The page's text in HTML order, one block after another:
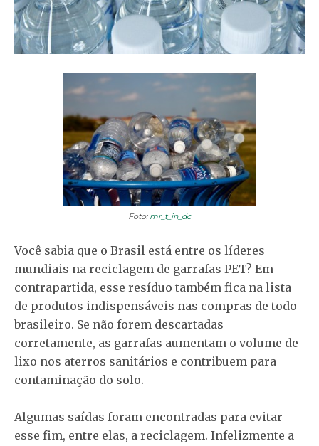
Foto: mr_t_in_dc
Você sabia que o Brasil está entre os líderes
mundiais na reciclagem de garrafas PET? Em
contrapartida, esse resíduo também fica na lista
de produtos indispensáveis nas compras de todo
brasileiro. Se não forem descartadas
corretamente, as garrafas aumentam o volume de
lixo nos aterros sanitários e contribuem para
contaminação do solo.
Algumas saídas foram encontradas para evitar
esse fim, entre elas, a reciclagem. Infelizmente a